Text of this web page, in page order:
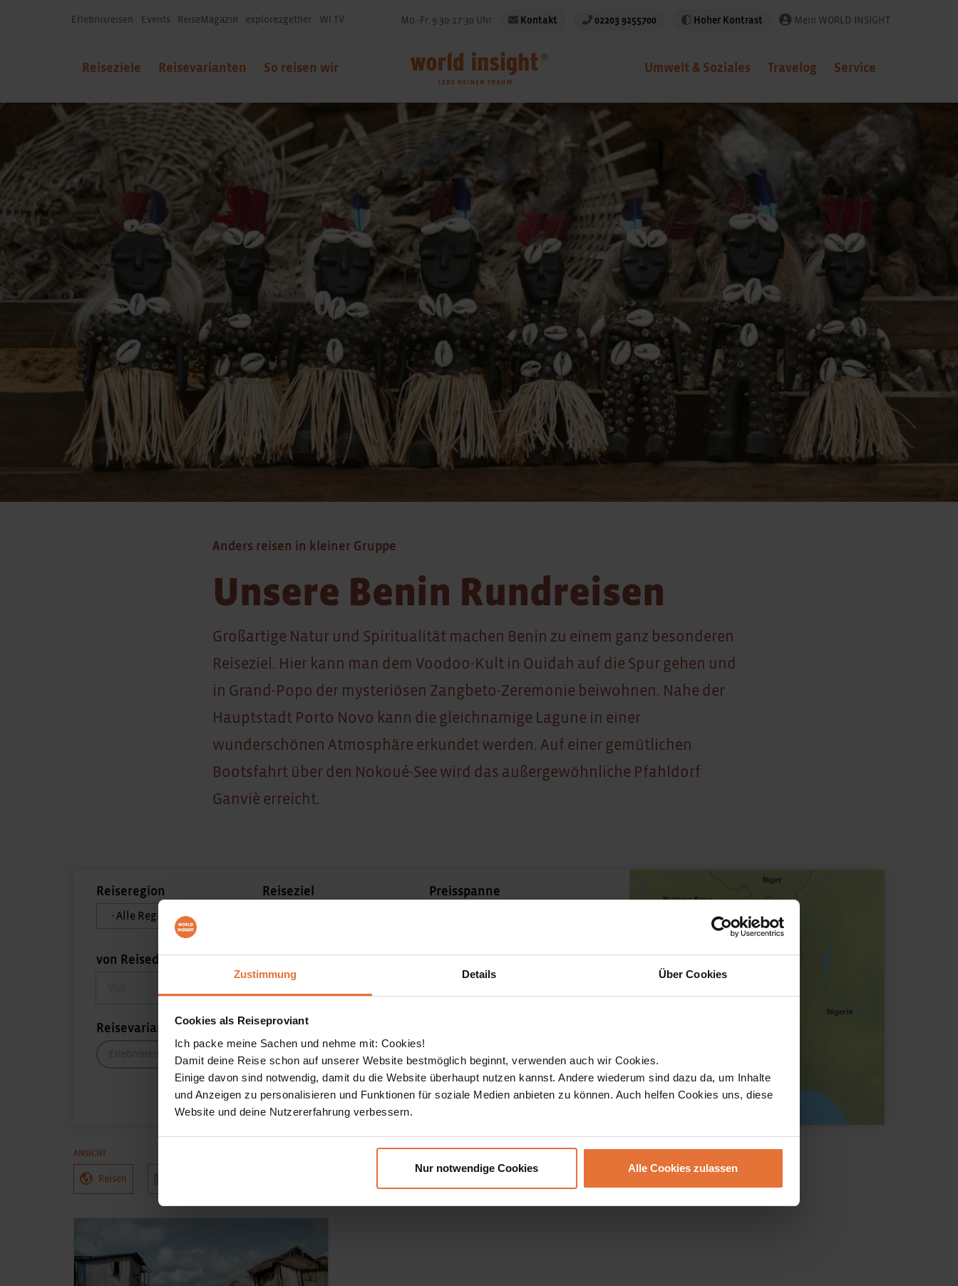
Zustimmung Details Über Cookies
Cookies als Reiseproviant
Ich packe meine Sachen und nehme mit: Cookies!
Damit deine Reise schon auf unserer Website bestmöglich beginnt, verwenden auch wir Cookies.
Einige davon sind notwendig, damit du die Website überhaupt nutzen kannst. Andere wiederum sind dazu da, um Inhalte
und Anzeigen zu personalisieren und Funktionen für soziale Medien anbieten zu können. Auch helfen Cookies uns, diese
Website und deine Nutzererfahrung verbessern.
Nur notwendige Cookies Alle Cookies zulassen
Erlebnisreisen Events ReiseMagazin explore2gether WI TV Mo.-Fr. 9:30-17:30 Uhr Kontakt 02203 9255700 Hoher Kontrast Mein WORLD INSIGHT
Reiseziele Reisevarianten So reisen wir Umwelt & Soziales Travelog Service
Anders reisen in kleiner Gruppe
Unsere Benin Rundreisen
Großartige Natur und Spiritualität machen Benin zu einem ganz besonderen
Reiseziel. Hier kann man dem Voodoo-Kult in Ouidah auf die Spur gehen und
in Grand-Popo der mysteriösen Zangbeto-Zeremonie beiwohnen. Nahe der
Hauptstadt Porto Novo kann die gleichnamige Lagune in einer
wunderschönen Atmosphäre erkundet werden. Auf einer gemütlichen
Bootsfahrt über den Nokoué-See wird das außergewöhnliche Pfahldorf
Ganviè erreicht.
Reiseregion Reiseziel Preisspanne
von Reisedatum
bis Reisedatum
5 30
Reisevarianten
AktivPlus ComfortPlus Family REISEN FINDEN
ANSICHT
Reisen